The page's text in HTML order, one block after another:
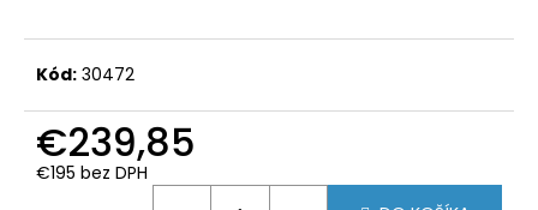
Kód: 30472
€239,85
€195 bez DPH
ÚCHYT
DOPRAVNEJ
ZNAČKY
K
STĹPIKU
D=60
MM